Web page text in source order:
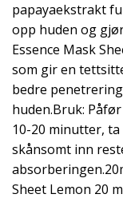
papayaekstrakt
opp huden og
Essence Mask
som gir en
bedre
huden.Bruk:
10-20 minutter,
skånsomt inn
Sheet Lemon 20